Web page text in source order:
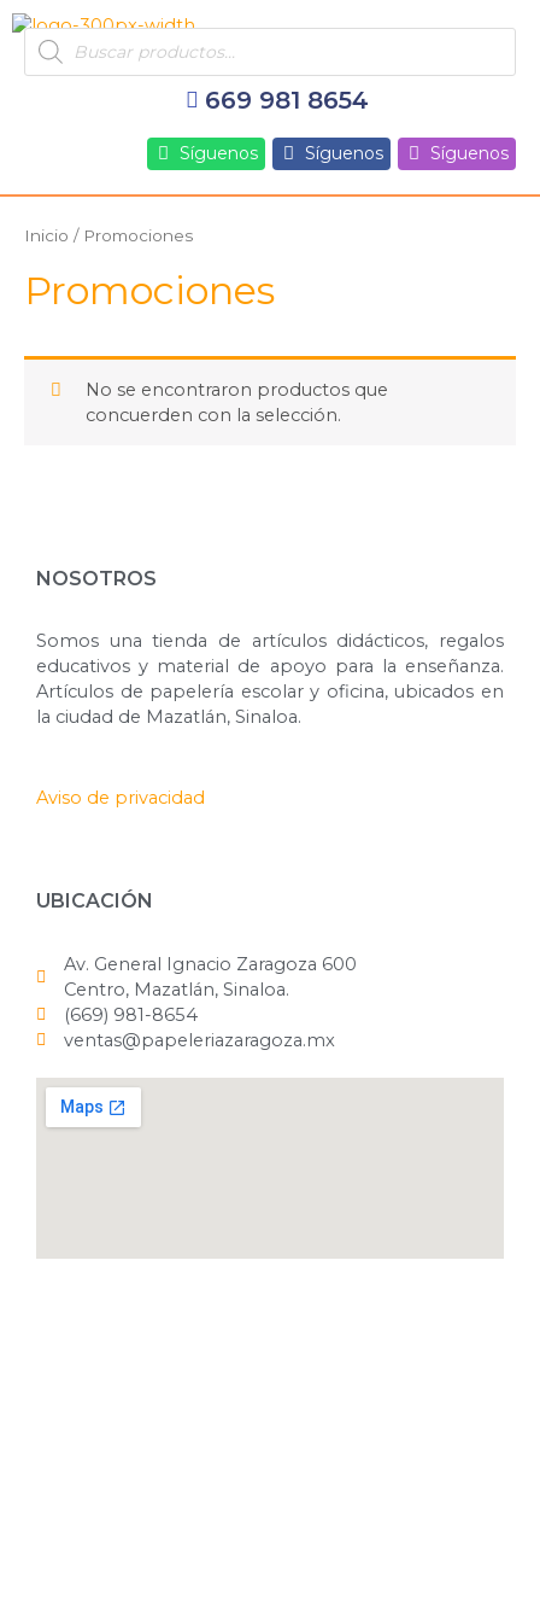
al
contenido
Products
search
669 981 8654
Síguenos Síguenos Síguenos
Inicio / Promociones
Promociones
No se encontraron productos que
concuerden con la selección.
NOSOTROS
Somos una tienda de artículos didácticos, regalos
educativos y material de apoyo para la enseñanza.
Artículos de papelería escolar y oficina, ubicados en
la ciudad de Mazatlán, Sinaloa.
Aviso de privacidad
UBICACIÓN
Av. General Ignacio Zaragoza 600
Centro, Mazatlán, Sinaloa.
(669) 981-8654
ventas@papeleriazaragoza.mx